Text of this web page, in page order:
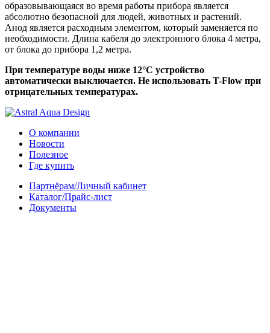
образовывающаяся во время работы прибора является
абсолютно безопасной для людей, животных и растений.
Анод является расходным элементом, который заменяется по
необходимости. Длина кабеля до электронного блока 4 метра,
от блока до прибора 1,2 метра.
При температуре воды ниже 12°C устройство
автоматически выключается. Не использовать T-Flow при
отрицательных температурах.
О компании
Новости
Полезное
Где купить
Партнёрам/Личный кабинет
Каталог/Прайс-лист
Документы